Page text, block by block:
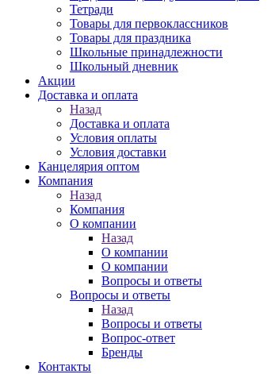
Тетради
Товары для первоклассников
Товары для праздника
Школьные принадлежности
Школьный дневник
Акции
Доставка и оплата
Назад
Доставка и оплата
Условия оплаты
Условия доставки
Канцелярия оптом
Компания
Назад
Компания
О компании
Назад
О компании
О компании
Вопросы и ответы
Вопросы и ответы
Назад
Вопросы и ответы
Вопрос-ответ
Бренды
Контакты